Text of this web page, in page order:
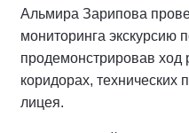
Альмира Зарипова
мониторинга экскурсию
продемонстрировав ход
коридорах,
лицея.